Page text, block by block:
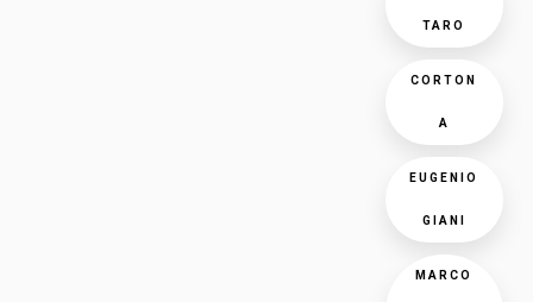
TARO
CORTON
A
EUGENIO
GIANI
MARCO